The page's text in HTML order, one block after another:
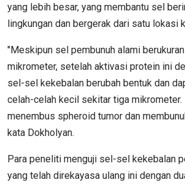
yang lebih besar, yang membantu sel
lingkungan dan bergerak dari satu lokasi
"Meskipun sel pembunuh alami
mikrometer, setelah aktivasi protein ini
sel-sel kekebalan berubah bentuk dan
celah-celah kecil sekitar tiga mikrometer.
menembus spheroid tumor dan
kata Dokholyan.
Para peneliti menguji sel-sel kekebalan
yang telah direkayasa ulang ini dengan